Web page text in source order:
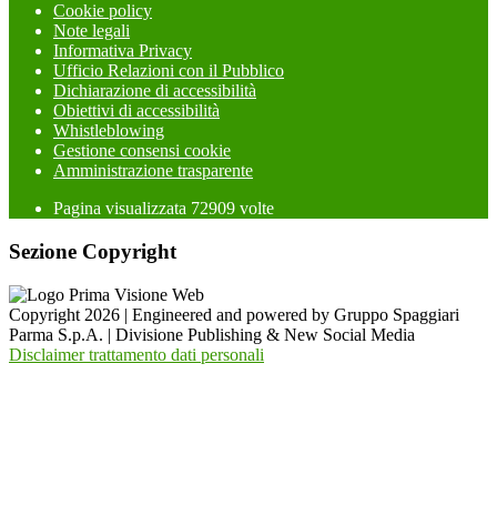
Cookie policy
Note legali
Informativa Privacy
Ufficio Relazioni con il Pubblico
Dichiarazione di accessibilità
Obiettivi di accessibilità
Whistleblowing
Gestione consensi cookie
Amministrazione trasparente
Pagina visualizzata 72909 volte
Sezione Copyright
Copyright 2026 | Engineered and powered by Gruppo Spaggiari
Parma S.p.A. | Divisione Publishing & New Social Media
Disclaimer trattamento dati personali